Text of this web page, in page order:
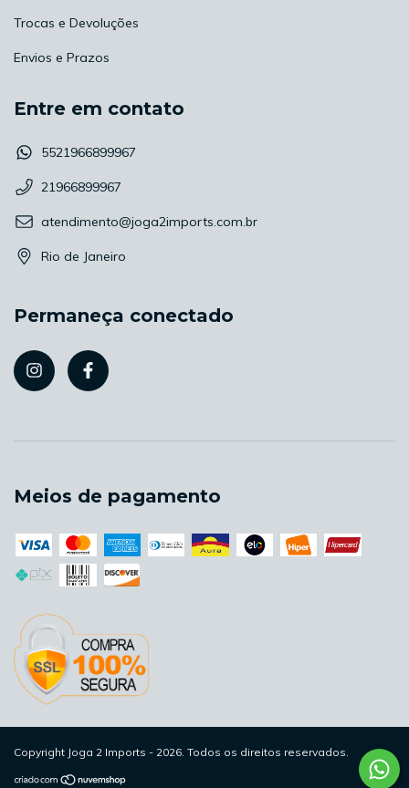
Trocas e Devoluções
Envios e Prazos
Entre em contato
5521966899967
21966899967
atendimento@joga2imports.com.br
Rio de Janeiro
Permaneça conectado
Meios de pagamento
Copyright Joga 2 Imports - 2026. Todos os direitos reservados.